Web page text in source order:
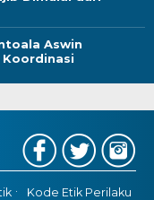
Aswin
Kode Etik Perilaku